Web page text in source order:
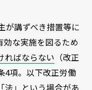
が講ずべき措置等に
効な実施を図るため
ればならない （改正
4項。以下改正労働
法」という場合があ